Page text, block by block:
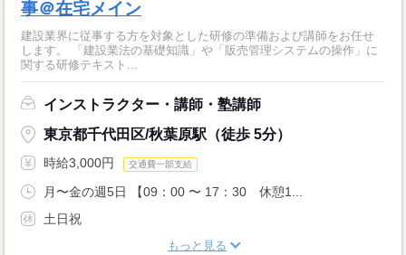
事＠在宅メイン
建設業界に従事する方を対象とした研修の準備および講師をお任せ
します。 「建設業法の基礎知識」や「販売管理システムの操作」に
関する研修テキスト...
インストラクター・講師・塾講師
東京都千代田区/秋葉原駅（徒歩 5分）
時給3,000円 交通費一部支給
月〜金の週5日 【09：00 〜 17：30 休憩1...
土日祝
もっと見る